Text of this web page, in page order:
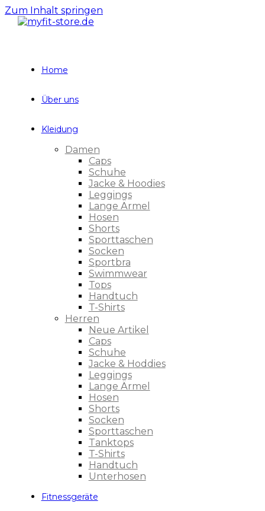
Zum Inhalt springen
Home
Über uns
Kleidung
Damen
Caps
Schuhe
Jacke & Hoodies
Leggings
Lange Ärmel
Hosen
Shorts
Sporttaschen
Socken
Sportbra
Swimmwear
Tops
Handtuch
T-Shirts
Herren
Neue Artikel
Caps
Schuhe
Jacke & Hoddies
Leggings
Lange Ärmel
Hosen
Shorts
Socken
Sporttaschen
Tanktops
T-Shirts
Handtuch
Unterhosen
Fitnessgeräte